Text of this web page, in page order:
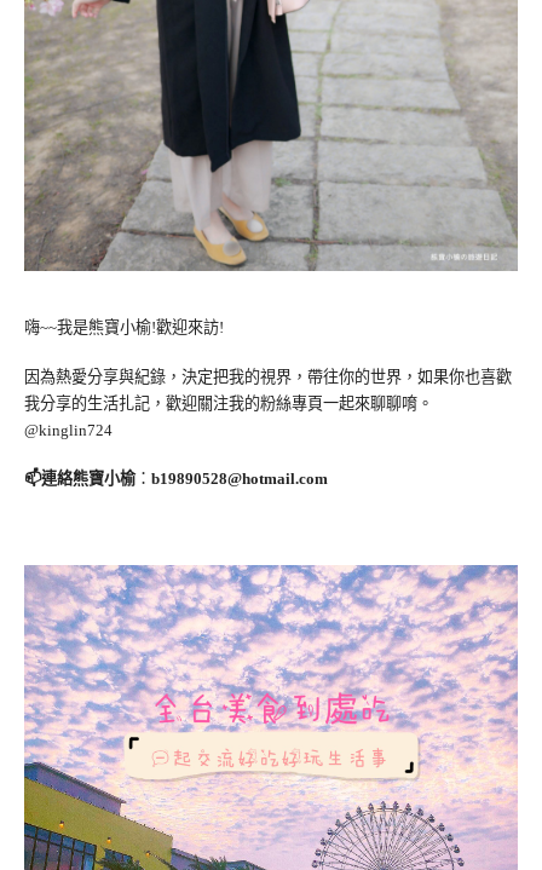
嗨~~我是熊寶小榆!歡迎來訪!
因為熱愛分享與紀錄，決定把我的視界，帶往你的世界，如果你也喜歡
我分享的生活扎記，歡迎關注我的粉絲專頁一起來聊聊唷。
@kinglin724
📫連絡熊寶小榆： b19890528@hotmail.com